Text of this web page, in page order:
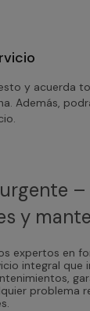
y acuerda
Además,
–
y
expertos en
integral que
problema